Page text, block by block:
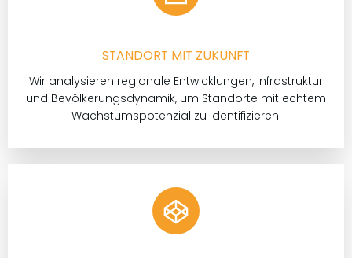
STANDORT MIT ZUKUNFT
Wir analysieren regionale Entwicklungen, Infrastruktur
und Bevölkerungsdynamik, um Standorte mit echtem
Wachstumspotenzial zu identifizieren.